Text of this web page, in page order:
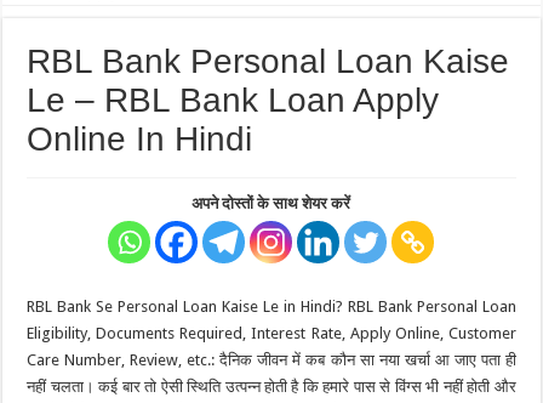
RBL Bank Personal Loan Kaise
Le – RBL Bank Loan Apply
Online In Hindi
अपने दोस्तों के साथ शेयर करें
RBL Bank Se Personal Loan Kaise Le in Hindi? RBL Bank Personal Loan
Eligibility, Documents Required, Interest Rate, Apply Online, Customer
Care Number, Review, etc.: दैनिक जीवन में कब कौन सा नया खर्चा आ जाए पता ही
नहीं चलता। कई बार तो ऐसी स्थिति उत्पन्न होती है कि हमारे पास से विंग्स भी नहीं होती और